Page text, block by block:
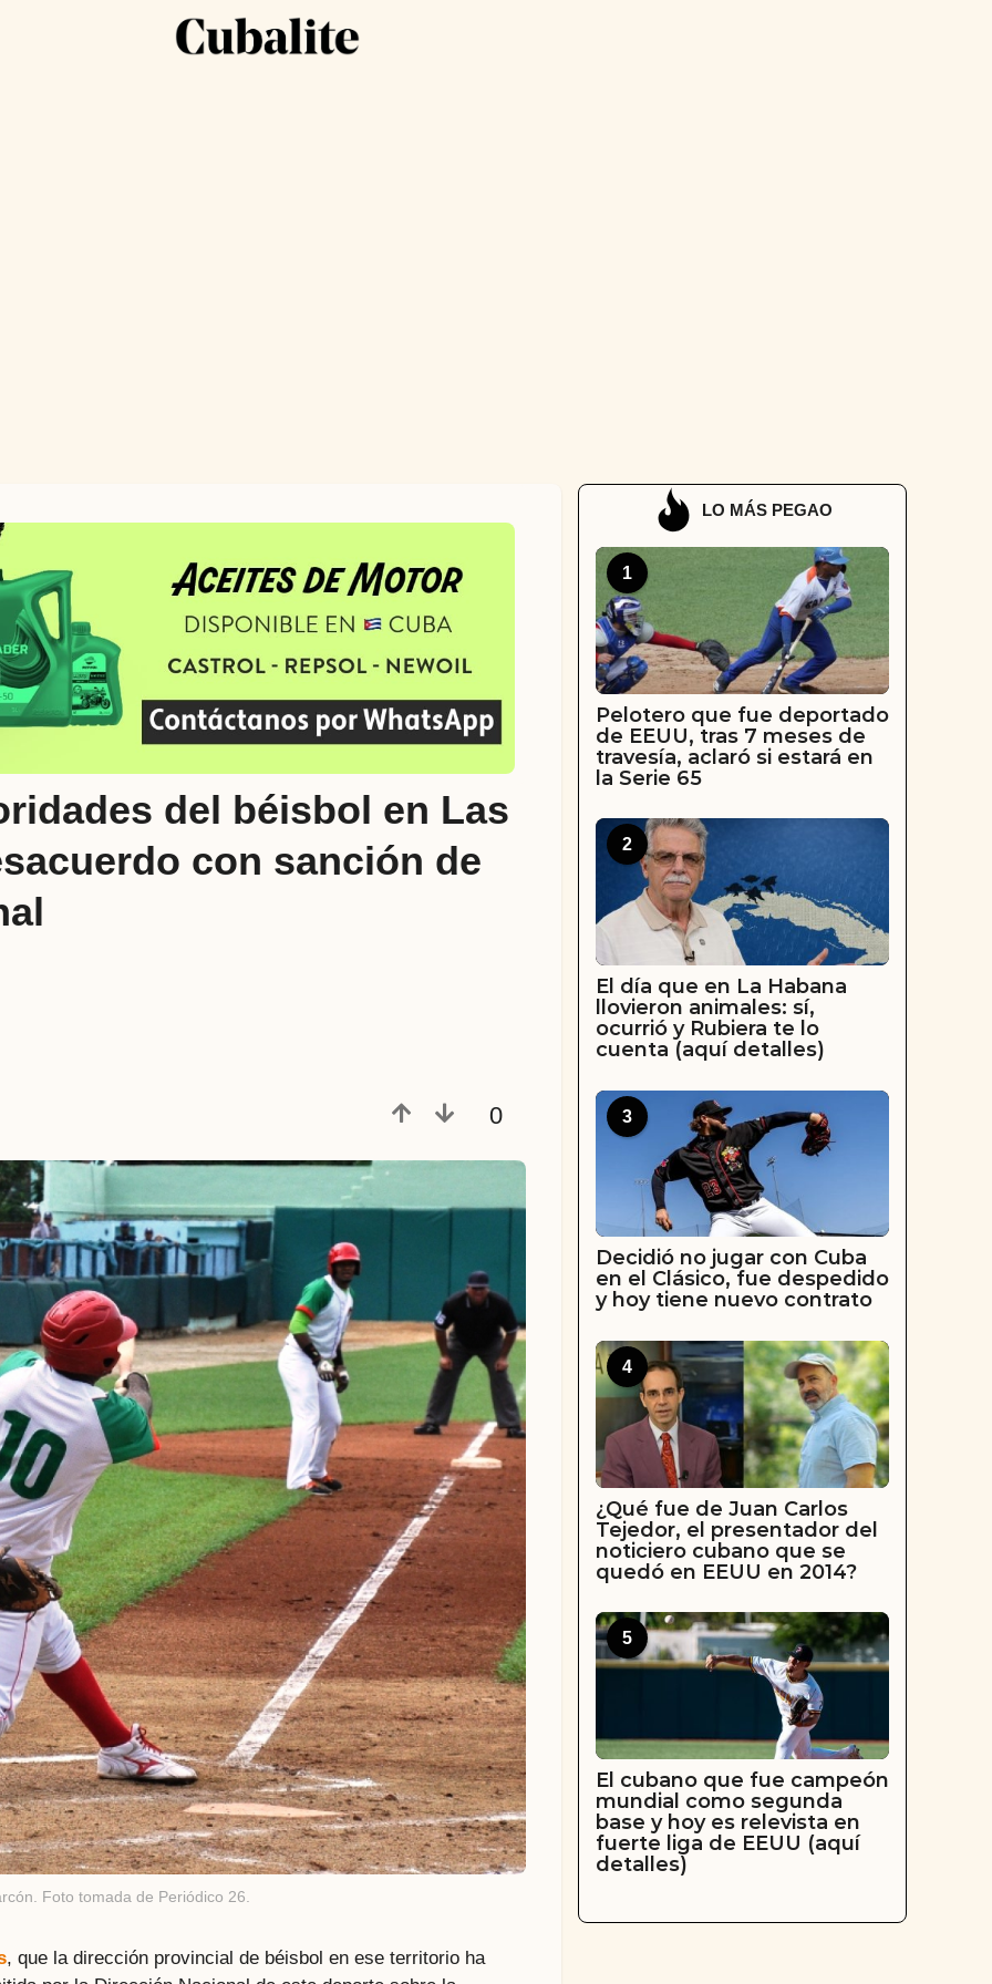
del béisbol en Las
con sanción de
0
Foto tomada de Periódico 26.
, que la dirección provincial de béisbol en ese territorio ha
LO MÁS PEGAO
1
Pelotero que fue deportado
de EEUU, tras 7 meses de
travesía, aclaró si estará en
la Serie 65
2
El día que en La Habana
llovieron animales: sí,
ocurrió y Rubiera te lo
cuenta (aquí detalles)
3
Decidió no jugar con Cuba
en el Clásico, fue despedido
y hoy tiene nuevo contrato
4
¿Qué fue de Juan Carlos
Tejedor, el presentador del
noticiero cubano que se
quedó en EEUU en 2014?
5
El cubano que fue campeón
mundial como segunda
base y hoy es relevista en
fuerte liga de EEUU (aquí
detalles)